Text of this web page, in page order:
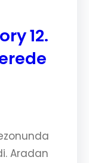
12.
Aradan